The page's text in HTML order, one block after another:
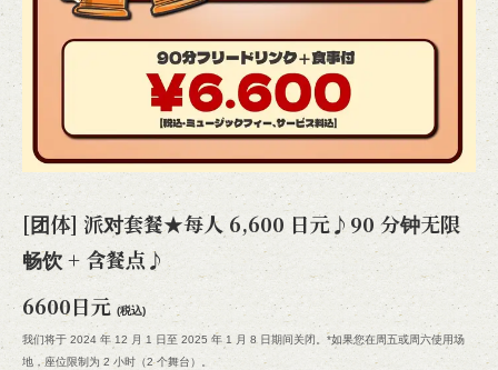
[团体] 派对套餐★每人 6,600 日元♪90 分钟无限
畅饮 + 含餐点♪
6600日元 (税込)
我们将于 2024 年 12 月 1 日至 2025 年 1 月 8 日期间关闭。*如果您在周五或周六使用场
地，座位限制为 2 小时（2 个舞台）。